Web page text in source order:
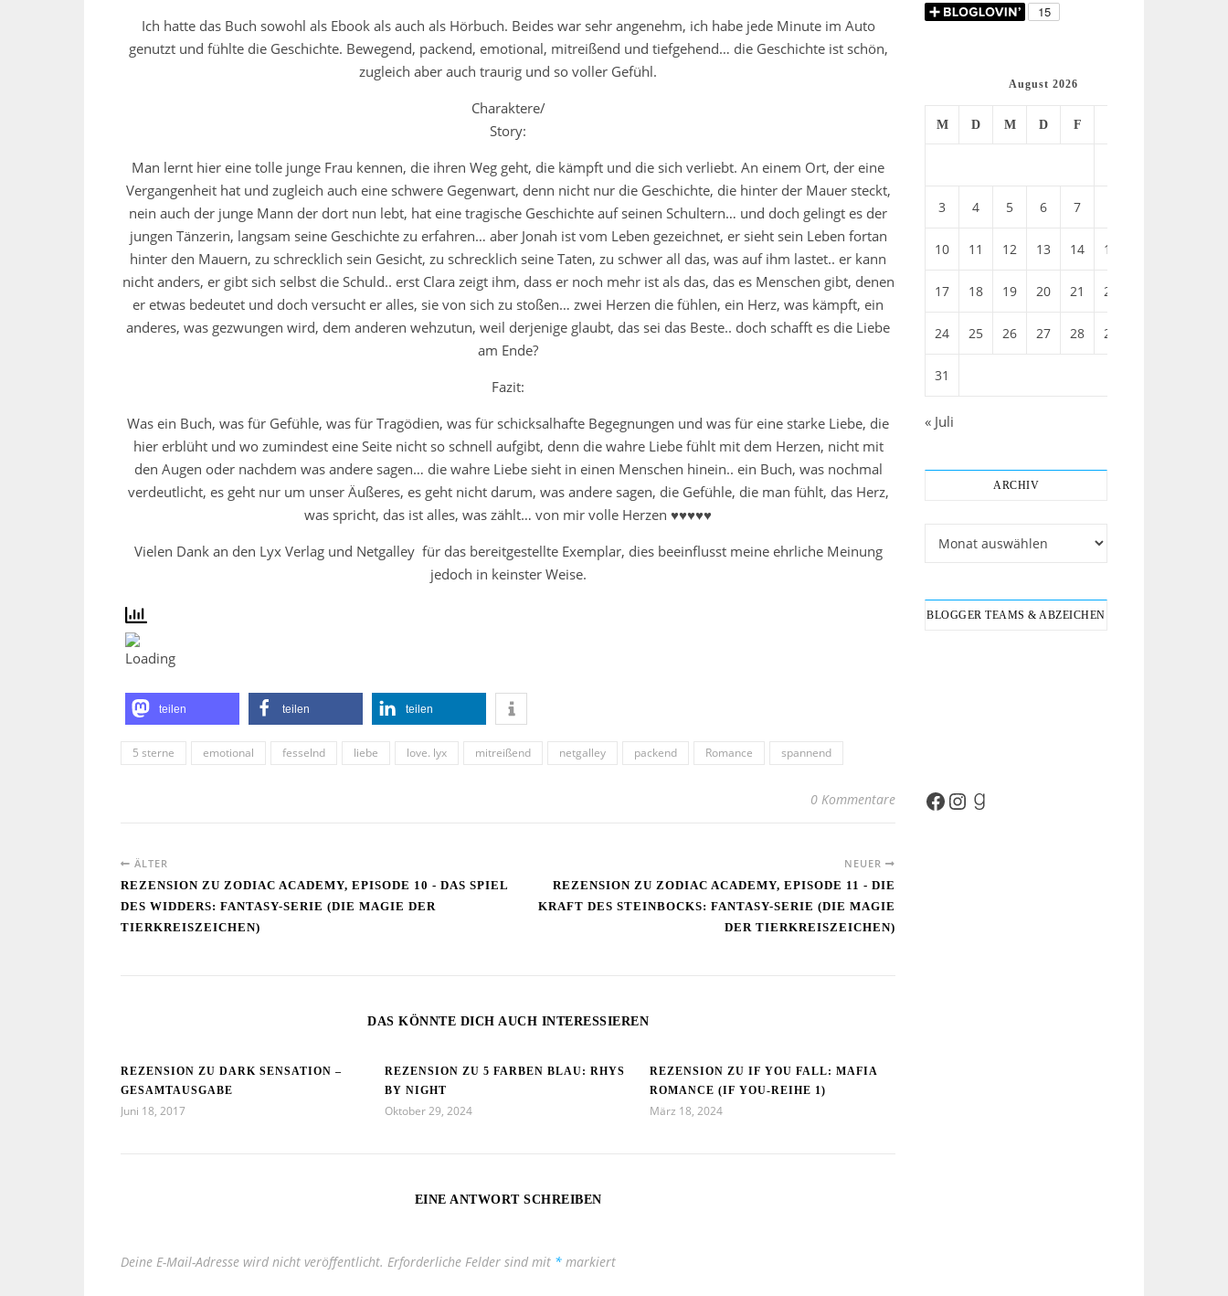
Ich hatte das Buch sowohl als Ebook als auch als Hörbuch. Beides war sehr angenehm, ich habe jede Minute im Auto
genutzt und fühlte die Geschichte. Bewegend, packend, emotional, mitreißend und tiefgehend… die Geschichte ist schön,
zugleich aber auch traurig und so voller Gefühl.
Charaktere/
Story:
Man lernt hier eine tolle junge Frau kennen, die ihren Weg geht, die kämpft und die sich verliebt. An einem Ort, der eine
Vergangenheit hat und zugleich auch eine schwere Gegenwart, denn nicht nur die Geschichte, die hinter der Mauer steckt,
nein auch der junge Mann der dort nun lebt, hat eine tragische Geschichte auf seinen Schultern… und doch gelingt es der
jungen Tänzerin, langsam seine Geschichte zu erfahren… aber Jonah ist vom Leben gezeichnet, er sieht sein Leben fortan
hinter den Mauern, zu schrecklich sein Gesicht, zu schrecklich seine Taten, zu schwer all das, was auf ihm lastet.. er kann
nicht anders, er gibt sich selbst die Schuld.. erst Clara zeigt ihm, dass er noch mehr ist als das, das es Menschen gibt, denen
er etwas bedeutet und doch versucht er alles, sie von sich zu stoßen… zwei Herzen die fühlen, ein Herz, was kämpft, ein
anderes, was gezwungen wird, dem anderen wehzutun, weil derjenige glaubt, das sei das Beste.. doch schafft es die Liebe
am Ende?
Fazit:
Was ein Buch, was für Gefühle, was für Tragödien, was für schicksalhafte Begegnungen und was für eine starke Liebe, die
hier erblüht und wo zumindest eine Seite nicht so schnell aufgibt, denn die wahre Liebe fühlt mit dem Herzen, nicht mit
den Augen oder nachdem was andere sagen… die wahre Liebe sieht in einen Menschen hinein.. ein Buch, was nochmal
verdeutlicht, es geht nur um unser Äußeres, es geht nicht darum, was andere sagen, die Gefühle, die man fühlt, das Herz,
was spricht, das ist alles, was zählt… von mir volle Herzen ♥♥♥♥♥
Vielen Dank an den Lyx Verlag und Netgalley für das bereitgestellte Exemplar, dies beeinflusst meine ehrliche Meinung
jedoch in keinster Weise.
teilen teilen teilen
5 sterne emotional fesselnd liebe love. lyx mitreißend netgalley packend Romance spannend
0 Kommentare
ÄLTER
REZENSION ZU ZODIAC ACADEMY, EPISODE 10 - DAS SPIEL
DES WIDDERS: FANTASY-SERIE (DIE MAGIE DER
TIERKREISZEICHEN)
NEUER
REZENSION ZU ZODIAC ACADEMY, EPISODE 11 - DIE
KRAFT DES STEINBOCKS: FANTASY-SERIE (DIE MAGIE
DER TIERKREISZEICHEN)
DAS KÖNNTE DICH AUCH INTERESSIEREN
REZENSION ZU DARK SENSATION –
GESAMTAUSGABE
Juni 18, 2017
REZENSION ZU 5 FARBEN BLAU: RHYS
BY NIGHT
Oktober 29, 2024
REZENSION ZU IF YOU FALL: MAFIA
ROMANCE (IF YOU-REIHE 1)
März 18, 2024
EINE ANTWORT SCHREIBEN
Deine E-Mail-Adresse wird nicht veröffentlicht. Erforderliche Felder sind mit * markiert
August 2026
M D M D F
3 4 5 6 7
10 11 12 13 14 15
17 18 19 20 21 22
24 25 26 27 28 29
31
« Juli
ARCHIV
BLOGGER TEAMS & ABZEICHEN
Facebook
Instagram
Goodreads